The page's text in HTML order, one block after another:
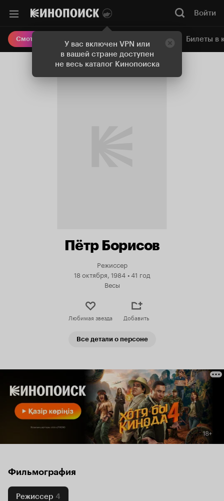
У вас включен VPN или
в вашей стране доступен
не весь каталог Кинопоиска
Войти
Смотреть кино Онлайн-кинотеатр Билеты в
Пётр Борисов
Режиссер
18 октября, 1984 •41 год
Весы
Любимая звезда Добавить
Все детали о персоне
Фильмография
Режиссер 4